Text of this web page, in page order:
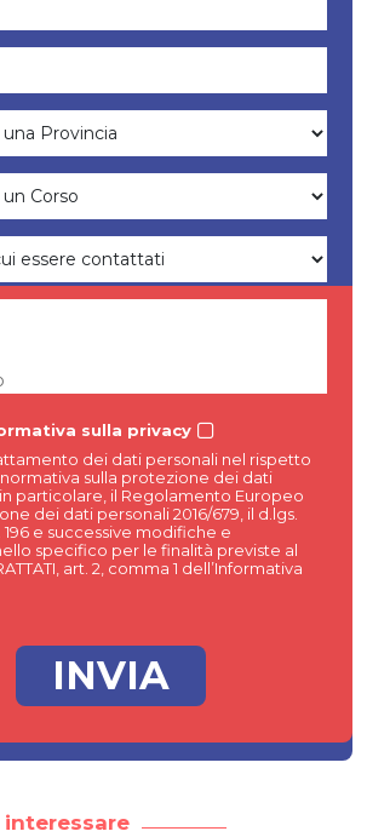
sulla privacy
dei dati personali nel rispetto
sulla protezione dei dati
particolare, il Regolamento Europeo
dei dati personali 2016/679, il d.lgs.
e successive modifiche e
specifico per le finalità previste al
art. 2, comma 1 dell’Informativa